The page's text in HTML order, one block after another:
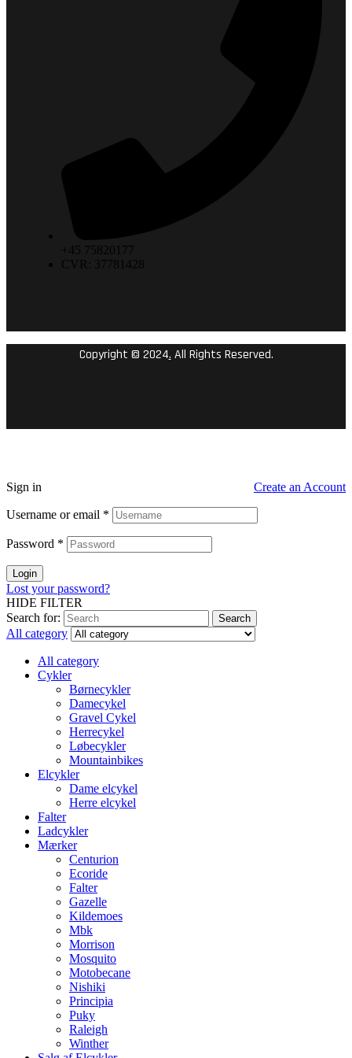
+45 75820177
CVR: 37781428
Copyright © 2024.All Rights Reserved.
Sign in Create an Account
Username or email *
Password *
Login
Lost your password?
HIDE FILTER
Search for:
Search
All category
All category
Cykler
Børnecykler
Damecykel
Gravel Cykel
Herrecykel
Løbecykler
Mountainbikes
Elcykler
Dame elcykel
Herre elcykel
Falter
Ladcykler
Mærker
Centurion
Ecoride
Falter
Gazelle
Kildemoes
Mbk
Morrison
Mosquito
Motobecane
Nishiki
Principia
Puky
Raleigh
Winther